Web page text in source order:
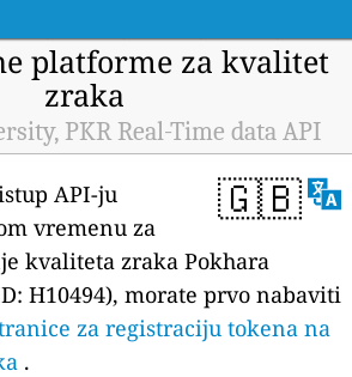
platforme za kvalitet
zraka
PKR Real-Time data API
🇬🇧
API-ju
vremenu za
kvaliteta zraka Pokhara
H10494), morate prvo nabaviti
za registraciju tokena na
.